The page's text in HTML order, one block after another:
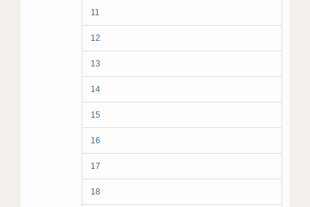
11
12
13
14
15
16
17
18